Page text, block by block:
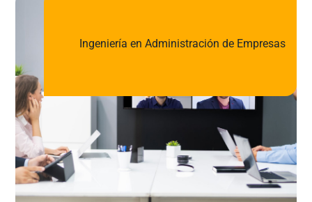
Ingeniería en Administración de Empresas